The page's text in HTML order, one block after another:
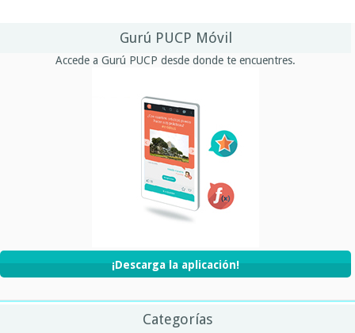
Gurú PUCP Móvil
Accede a Gurú PUCP desde donde te encuentres.
¡Descarga la aplicación!
Categorías